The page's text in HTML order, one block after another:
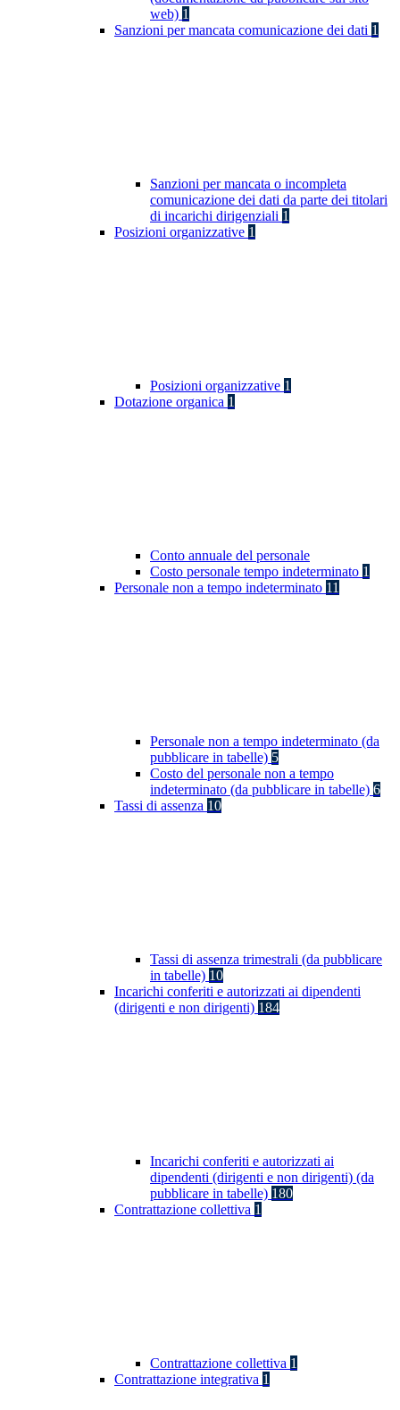
web) 1
Sanzioni per mancata comunicazione dei dati 1
Sanzioni per mancata o incompleta
comunicazione dei dati da parte dei titolari
di incarichi dirigenziali 1
Posizioni organizzative 1
Posizioni organizzative 1
Dotazione organica 1
Conto annuale del personale
Costo personale tempo indeterminato 1
Personale non a tempo indeterminato 11
Personale non a tempo indeterminato (da
pubblicare in tabelle) 5
Costo del personale non a tempo
indeterminato (da pubblicare in tabelle) 6
Tassi di assenza 10
Tassi di assenza trimestrali (da pubblicare
in tabelle) 10
Incarichi conferiti e autorizzati ai dipendenti
(dirigenti e non dirigenti) 184
Incarichi conferiti e autorizzati ai
dipendenti (dirigenti e non dirigenti) (da
pubblicare in tabelle) 180
Contrattazione collettiva 1
Contrattazione collettiva 1
Contrattazione integrativa 1